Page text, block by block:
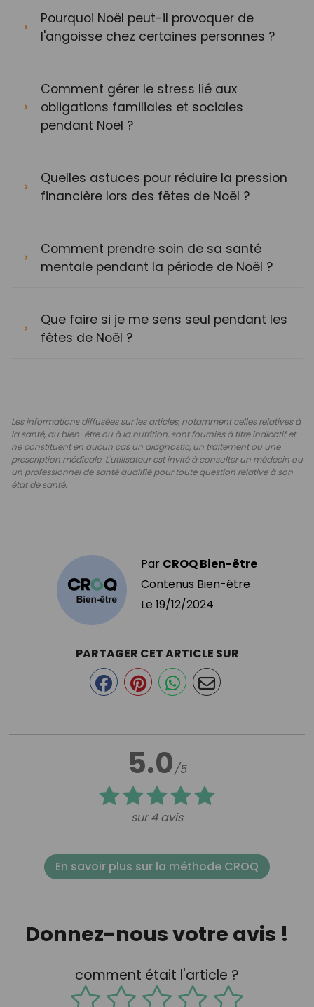
Pourquoi Noël peut-il provoquer de
l'angoisse chez certaines personnes ?
Comment gérer le stress lié aux
obligations familiales et sociales
pendant Noël ?
Quelles astuces pour réduire la pression
financière lors des fêtes de Noël ?
Comment prendre soin de sa santé
mentale pendant la période de Noël ?
Que faire si je me sens seul pendant les
fêtes de Noël ?
Les informations diffusées sur les articles, notamment celles relatives à
la santé, au bien-être ou à la nutrition, sont fournies à titre indicatif et
ne constituent en aucun cas un diagnostic, un traitement ou une
prescription médicale. L'utilisateur est invité à consulter un médecin ou
un professionnel de santé qualifié pour toute question relative à son
état de santé.
Par CROQ Bien-être
Contenus Bien-être
Le 19/12/2024
5.0/5
sur 4 avis
PARTAGER CET ARTICLE SUR
En savoir plus sur la méthode CROQ
Donnez-nous votre avis !
comment était l'article ?